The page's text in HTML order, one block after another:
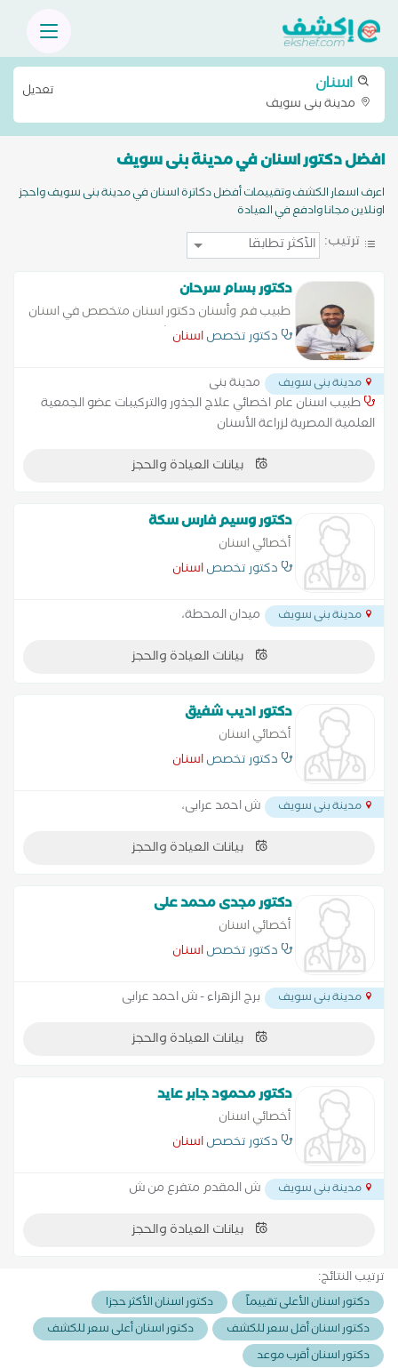
اسنان
مدينة بنى سويف
تعديل
افضل دكتور اسنان في مدينة بنى سويف
اعرف اسعار الكشف وتقييمات أفضل دكاترة اسنان في مدينة بنى سويف واحجز
اونلاين مجانا وادفع في العيادة
ترتيب:
دكتور بسام سرحان
طبيب فم وأسنان دكتور اسنان متخصص في اسنان
اطفال، تجميل اسنان، حشو وعلاج الجذور والاعصاب،
مسنين، اشعة الاسنان، زراعة
دكتور تخصصاسنان
مدينة بنى سويف
مدينة بنى
طبيب اسنان عام اخصائي علاج الجذور والتركيبات عضو الجمعية
العلمية المصرية لزراعة الأسنان
بيانات العيادة والحجز
دكتور وسيم فارس سكة
أخصائي اسنان
دكتور تخصصاسنان
مدينة بنى سويف ميدان المحطة،
بيانات العيادة والحجز
دكتور اديب شفيق
أخصائي اسنان
دكتور تخصصاسنان
مدينة بنى سويف ش احمد عرابى،
بيانات العيادة والحجز
دكتور مجدى محمد على
أخصائي اسنان
دكتور تخصصاسنان
مدينة بنى سويف برج الزهراء - ش احمد عرابى
بيانات العيادة والحجز
دكتور محمود جابر عايد
أخصائي اسنان
دكتور تخصصاسنان
مدينة بنى سويف ش المقدم متفرع من ش
بيانات العيادة والحجز
ترتيب النتائج:
دكتور اسنان الأعلى تقييماً
دكتور اسنان الأكثر حجزا
دكتور اسنان أقل سعر للكشف
دكتور اسنان أعلى سعر للكشف
دكتور اسنان أقرب موعد